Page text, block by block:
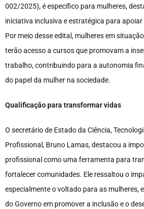
002/2025), é específico para mulheres,
iniciativa inclusiva e estratégica para
Por meio desse edital, mulheres em
terão acesso a cursos que promovam a
trabalho, contribuindo para a autonomia
do papel da mulher na sociedade.
Qualificação para transformar vidas
O secretário de Estado da Ciência,
Profissional, Bruno Lamas, destacou a
profissional como uma ferramenta para
fortalecer comunidades. Ele ressaltou o
especialmente o voltado para as mulheres,
do Governo em promover a inclusão e o